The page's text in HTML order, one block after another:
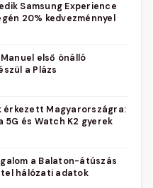
Samsung Experience
20% kedvezménnyel
első önálló
a Plázs
érkezett Magyarországra:
5G és Watch K2 gyerek
a Balaton-átúszás
hálózati adatok